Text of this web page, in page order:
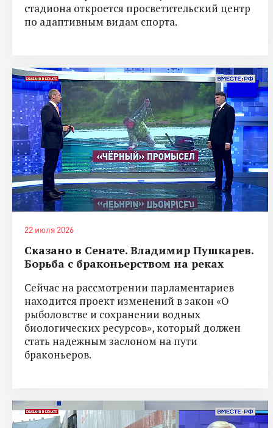
стадиона откроется просветительский центр
по адаптивным видам спорта.
22 июля 2026
Сказано в Сенате. Владимир Пушкарев.
Борьба с браконьерством на реках
Сейчас на рассмотрении парламентариев
находится проект изменений в закон «О
рыболовстве и сохранении водных
биологических ресурсов», который должен
стать надежным заслоном на пути
браконьеров.